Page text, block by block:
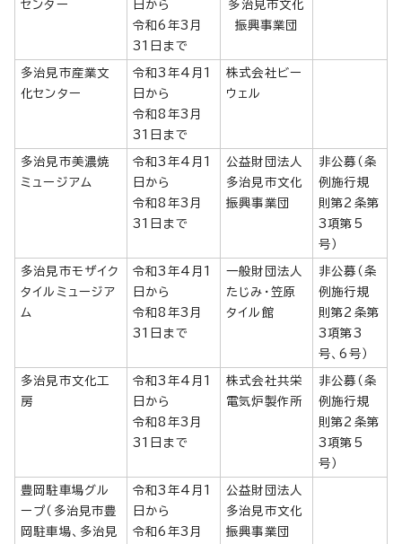
センター
日から
令和6年3月
31日まで
多治見市文化
振興事業団
多治見市産業文
化センター
令和3年4月1
日から
令和8年3月
31日まで
株式会社ビー
ウェル
多治見市美濃焼
ミュージアム
令和3年4月1
日から
令和8年3月
31日まで
公益財団法人
多治見市文化
振興事業団
非公募（条
例施行規
則第2条第
3項第5
号）
多治見市モザイク
タイルミュージア
ム
令和3年4月1
日から
令和8年3月
31日まで
一般財団法人
たじみ・笠原
タイル館
非公募（条
例施行規
則第2条第
3項第3
号、6号）
多治見市文化工
房
令和3年4月1
日から
令和8年3月
31日まで
株式会社共栄
電気炉製作所
非公募（条
例施行規
則第2条第
3項第5
号）
豊岡駐車場グル
ープ（多治見市豊
岡駐車場、多治見
令和3年4月1
日から
令和6年3月
公益財団法人
多治見市文化
振興事業団